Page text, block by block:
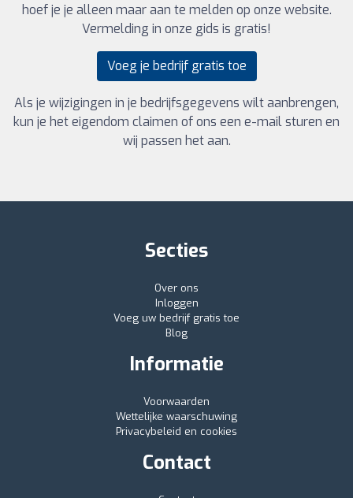
hoef je je alleen maar aan te melden op onze website.
Vermelding in onze gids is gratis!
Voeg je bedrijf gratis toe
Als je wijzigingen in je bedrijfsgegevens wilt aanbrengen,
kun je het eigendom claimen of ons een e-mail sturen en
wij passen het aan.
Secties
Over ons
Inloggen
Voeg uw bedrijf gratis toe
Blog
Informatie
Voorwaarden
Wettelijke waarschuwing
Privacybeleid en cookies
Contact